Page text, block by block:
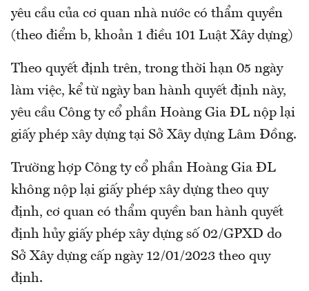
yêu cầu của cơ quan nhà nước có thẩm quyền
(theo điểm b, khoản 1 điều 101 Luật Xây dựng)
Theo quyết định trên, trong thời hạn 05 ngày
làm việc, kể từ ngày ban hành quyết định này,
yêu cầu Công ty cổ phần Hoàng Gia ĐL nộp lại
giấy phép xây dựng tại Sở Xây dựng Lâm Đồng.
Trường hợp Công ty cổ phần Hoàng Gia ĐL
không nộp lại giấy phép xây dựng theo quy
định, cơ quan có thẩm quyền ban hành quyết
định hủy giấy phép xây dựng số 02/GPXD do
Sở Xây dựng cấp ngày 12/01/2023 theo quy
định.